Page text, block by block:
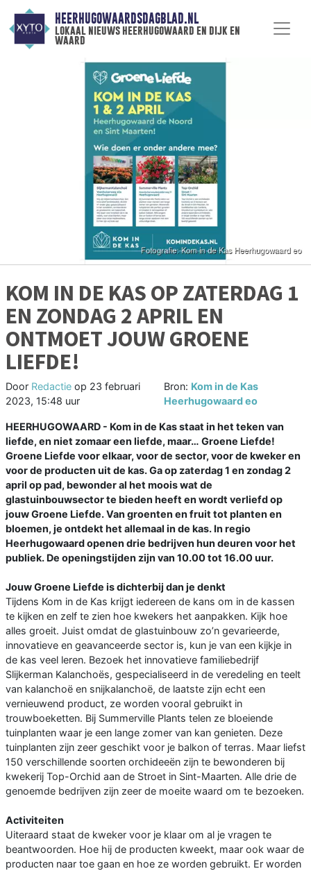
HEERHUGOWAARDSDAGBLAD.NL
lokaal nieuws heerhugowaard en dijk en
waard
KOM IN DE KAS OP ZATERDAG 1
EN ZONDAG 2 APRIL EN
ONTMOET JOUW GROENE
LIEFDE!
Door Redactie op 23 februari
2023, 15:48 uur
Bron: Kom in de Kas
Heerhugowaard eo
HEERHUGOWAARD - Kom in de Kas staat in het teken van
liefde, en niet zomaar een liefde, maar… Groene Liefde!
Groene Liefde voor elkaar, voor de sector, voor de kweker en
voor de producten uit de kas. Ga op zaterdag 1 en zondag 2
april op pad, bewonder al het moois wat de
glastuinbouwsector te bieden heeft en wordt verliefd op
jouw Groene Liefde. Van groenten en fruit tot planten en
bloemen, je ontdekt het allemaal in de kas. In regio
Heerhugowaard openen drie bedrijven hun deuren voor het
publiek. De openingstijden zijn van 10.00 tot 16.00 uur.
Jouw Groene Liefde is dichterbij dan je denkt
Tijdens Kom in de Kas krijgt iedereen de kans om in de kassen
te kijken en zelf te zien hoe kwekers het aanpakken. Kijk hoe
alles groeit. Juist omdat de glastuinbouw zo’n gevarieerde,
innovatieve en geavanceerde sector is, kun je van een kijkje in
de kas veel leren. Bezoek het innovatieve familiebedrijf
Slijkerman Kalanchoës, gespecialiseerd in de veredeling en teelt
van kalanchoë en snijkalanchoë, de laatste zijn echt een
vernieuwend product, ze worden vooral gebruikt in
trouwboeketten. Bij Summerville Plants telen ze bloeiende
tuinplanten waar je een lange zomer van kan genieten. Deze
tuinplanten zijn zeer geschikt voor je balkon of terras. Maar liefst
150 verschillende soorten orchideeën zijn te bewonderen bij
kwekerij Top-Orchid aan de Stroet in Sint-Maarten. Alle drie de
genoemde bedrijven zijn zeer de moeite waard om te bezoeken.
Activiteiten
Uiteraard staat de kweker voor je klaar om al je vragen te
beantwoorden. Hoe hij de producten kweekt, maar ook waar de
producten naar toe gaan en hoe ze worden gebruikt. Er worden